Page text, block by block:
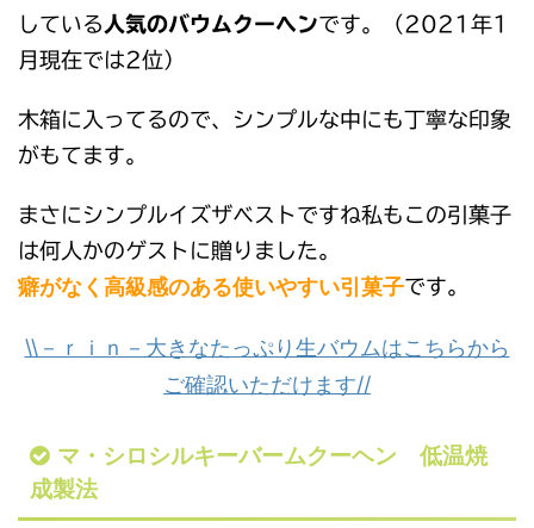
している 人気のバウムクーヘンです。（2021年1
月現在では2位）
木箱に入ってるので、シンプルな中にも丁寧な印象
がもてます。
まさにシンプルイズザベストですね私もこの引菓子
は何人かのゲストに贈りました。
癖がなく高級感のある使いやすい引菓子です。
\\－ｒｉｎ－大きなたっぷり生バウムはこちらから
ご確認いただけます//
マ・シロシルキーバームクーヘン 低温焼
成製法